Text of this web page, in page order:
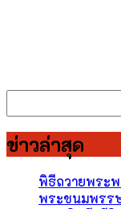
ข่าวล่าสุด
พิธีถวายพระพ
พระชนมพรร